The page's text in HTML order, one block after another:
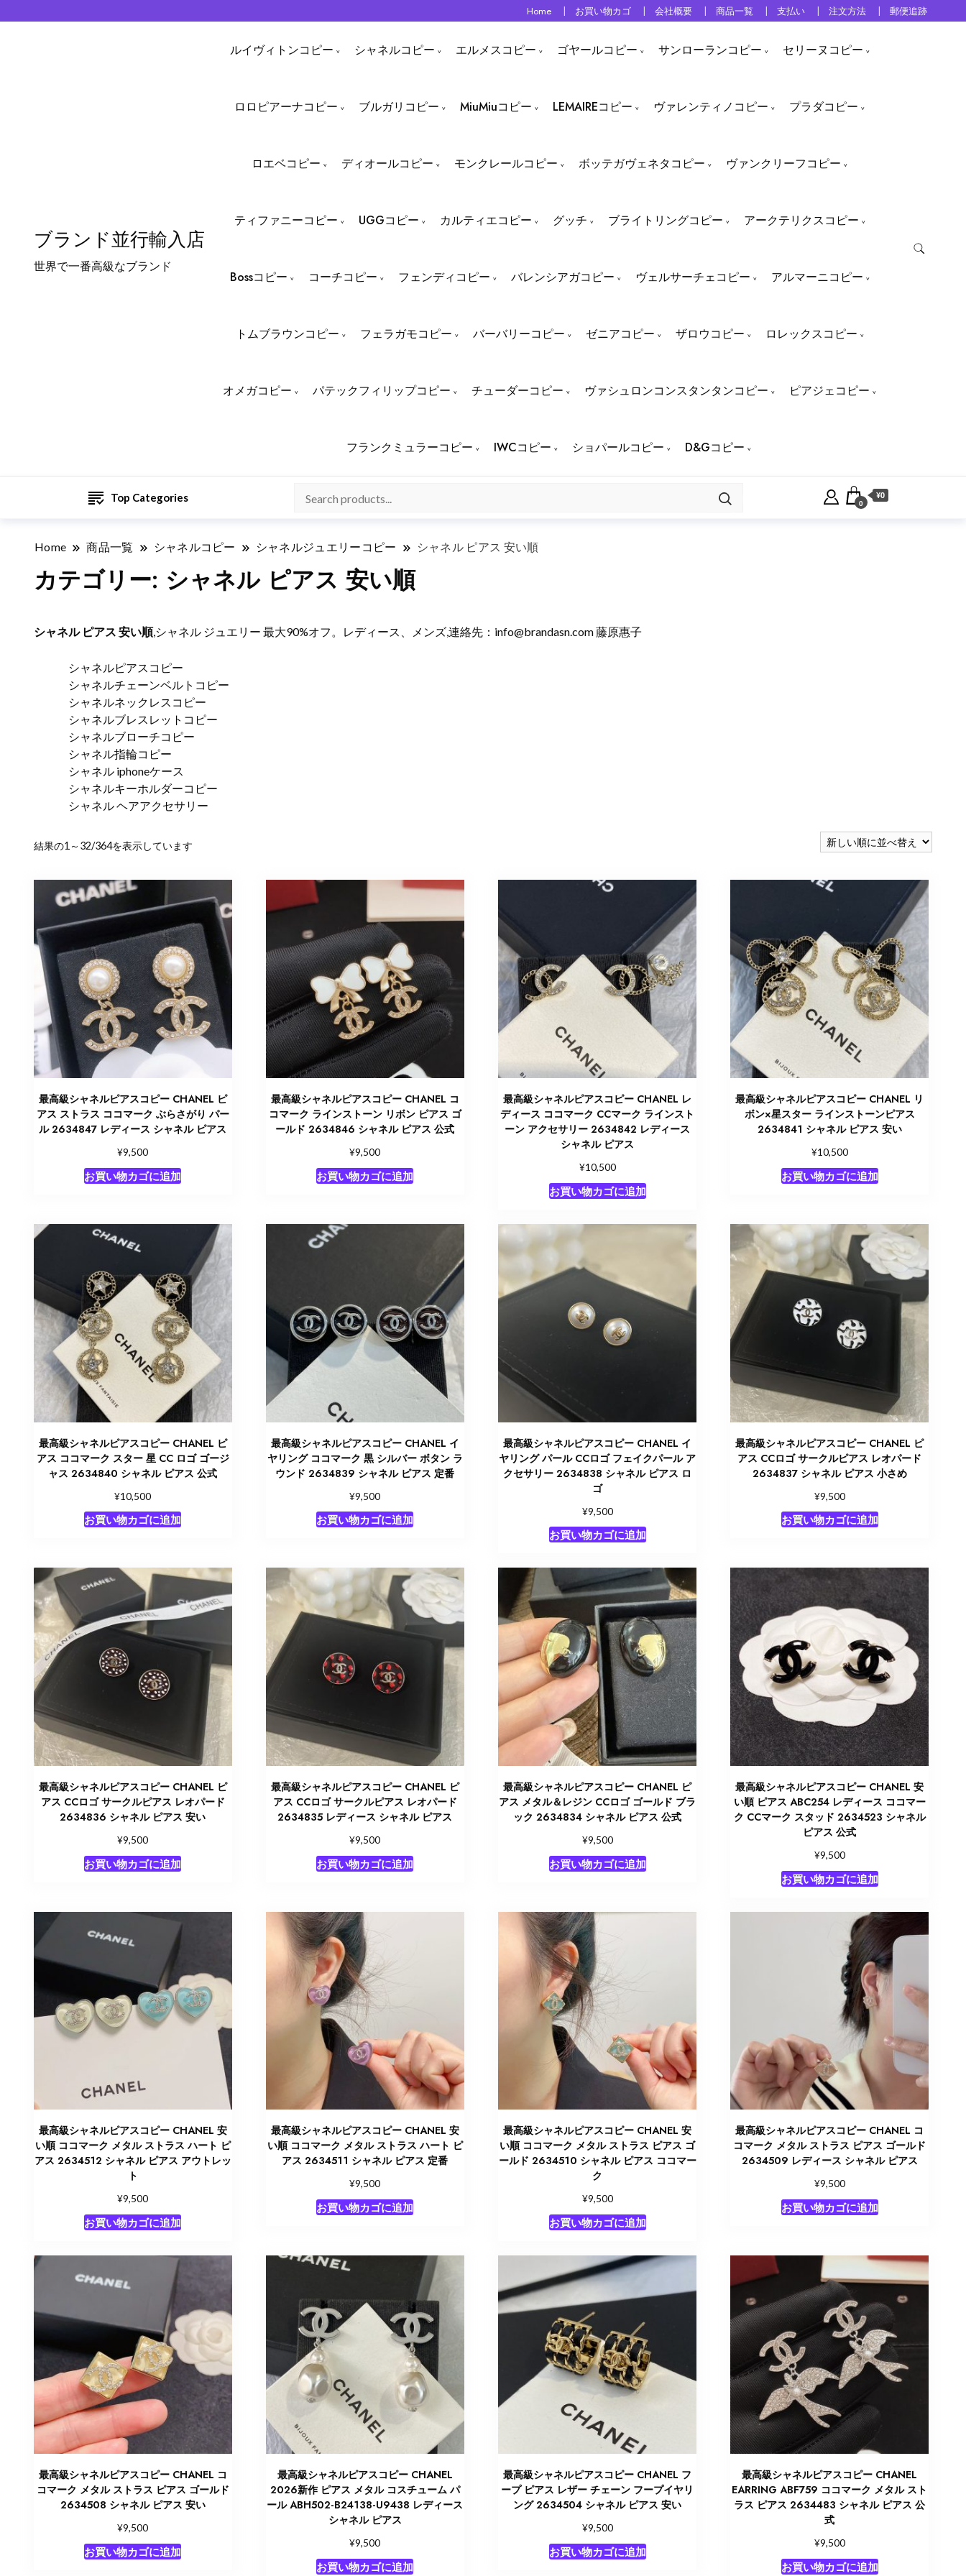
Home お買い物カゴ 会社概要 商品一覧 支払い 注文方法 郵便追跡
ブランド並行輸入店
世界で一番高級なブランド
ルイヴィトンコピー シャネルコピー エルメスコピー ゴヤールコピー サンローランコピー セリーヌコピー
ロロピアーナコピー ブルガリコピー MiuMiuコピー LEMAIREコピー ヴァレンティノコピー プラダコピー
ロエベコピー ディオールコピー モンクレールコピー ボッテガヴェネタコピー ヴァンクリーフコピー
ティファニーコピー UGGコピー カルティエコピー グッチ ブライトリングコピー アークテリクスコピー
Bossコピー コーチコピー フェンディコピー バレンシアガコピー ヴェルサーチェコピー アルマーニコピー
トムブラウンコピー フェラガモコピー バーバリーコピー ゼニアコピー ザロウコピー ロレックスコピー
オメガコピー パテックフィリップコピー チューダーコピー ヴァシュロンコンスタンタンコピー ピアジェコピー
フランクミュラーコピー IWCコピー ショパールコピー D&Gコピー
Top Categories 0
¥0
Home 商品一覧 シャネルコピー シャネルジュエリーコピー シャネル ピアス 安い順
カテゴリー: シャネル ピアス 安い順
シャネル ピアス 安い順,シャネル ジュエリー 最大90%オフ。レディース、メンズ,連絡先： info@brandasn.com藤原惠子
シャネルピアスコピー
シャネルチェーンベルトコピー
シャネルネックレスコピー
シャネルブレスレットコピー
シャネルブローチコピー
シャネル指輪コピー
シャネル iphoneケース
シャネルキーホルダーコピー
シャネル ヘアアクセサリー
結果の1～32/364を表示しています
い
順
最高級シャネルピアスコピー CHANEL ピ
アス ストラス ココマーク ぶらさがり パー
ル 2634847 レディース シャネル ピアス
¥9,500
お買い物カゴに追加
最高級シャネルピアスコピー CHANEL コ
コマーク ラインストーン リボン ピアス ゴ
ールド 2634846 シャネル ピアス 公式
¥9,500
お買い物カゴに追加
最高級シャネルピアスコピー CHANEL レ
ディース ココマーク CCマーク ラインスト
ーン アクセサリー 2634842 レディース
シャネル ピアス
¥10,500
お買い物カゴに追加
最高級シャネルピアスコピー CHANEL リ
ボン×星スター ラインストーンピアス
2634841 シャネル ピアス 安い
¥10,500
お買い物カゴに追加
最高級シャネルピアスコピー CHANEL ピ
アス ココマーク スター 星 CC ロゴ ゴージ
ャス 2634840 シャネル ピアス 公式
¥10,500
お買い物カゴに追加
最高級シャネルピアスコピー CHANEL イ
ヤリング ココマーク 黒 シルバー ボタン ラ
ウンド 2634839 シャネル ピアス 定番
¥9,500
お買い物カゴに追加
最高級シャネルピアスコピー CHANEL イ
ヤリング パール CCロゴ フェイクパール ア
クセサリー 2634838 シャネル ピアス ロ
ゴ
¥9,500
お買い物カゴに追加
最高級シャネルピアスコピー CHANEL ピ
アス CCロゴ サークルピアス レオパード
2634837 シャネル ピアス 小さめ
¥9,500
お買い物カゴに追加
最高級シャネルピアスコピー CHANEL ピ
アス CCロゴ サークルピアス レオパード
2634836 シャネル ピアス 安い
¥9,500
お買い物カゴに追加
最高級シャネルピアスコピー CHANEL ピ
アス CCロゴ サークルピアス レオパード
2634835 レディース シャネル ピアス
¥9,500
お買い物カゴに追加
最高級シャネルピアスコピー CHANEL ピ
アス メタル＆レジン CCロゴ ゴールド ブラ
ック 2634834 シャネル ピアス 公式
¥9,500
お買い物カゴに追加
最高級シャネルピアスコピー CHANEL 安
い順 ピアス ABC254 レディース ココマー
ク CCマーク スタッド 2634523 シャネル
ピアス 公式
¥9,500
お買い物カゴに追加
最高級シャネルピアスコピー CHANEL 安
い順 ココマーク メタル ストラス ハート ピ
アス 2634512 シャネル ピアス アウトレッ
ト
¥9,500
お買い物カゴに追加
最高級シャネルピアスコピー CHANEL 安
い順 ココマーク メタル ストラス ハート ピ
アス 2634511 シャネル ピアス 定番
¥9,500
お買い物カゴに追加
最高級シャネルピアスコピー CHANEL 安
い順 ココマーク メタル ストラス ピアス ゴ
ールド 2634510 シャネル ピアス ココマー
ク
¥9,500
お買い物カゴに追加
最高級シャネルピアスコピー CHANEL コ
コマーク メタル ストラス ピアス ゴールド
2634509 レディース シャネル ピアス
¥9,500
お買い物カゴに追加
最高級シャネルピアスコピー CHANEL コ
コマーク メタル ストラス ピアス ゴールド
2634508 シャネル ピアス 安い
¥9,500
お買い物カゴに追加
最高級シャネルピアスコピー CHANEL
2026新作 ピアス メタル コスチューム パ
ール ABH502-B24138-U9438 レディース
シャネル ピアス
¥9,500
お買い物カゴに追加
最高級シャネルピアスコピー CHANEL フ
ープ ピアス レザー チェーン フープイヤリ
ング 2634504 シャネル ピアス 安い
¥9,500
お買い物カゴに追加
最高級シャネルピアスコピー CHANEL
EARRING ABF759 ココマーク メタル スト
ラス ピアス 2634483 シャネル ピアス 公
式
¥9,500
お買い物カゴに追加